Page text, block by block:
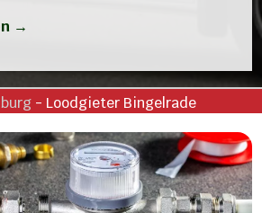
→
- Loodgieter Bingelrade